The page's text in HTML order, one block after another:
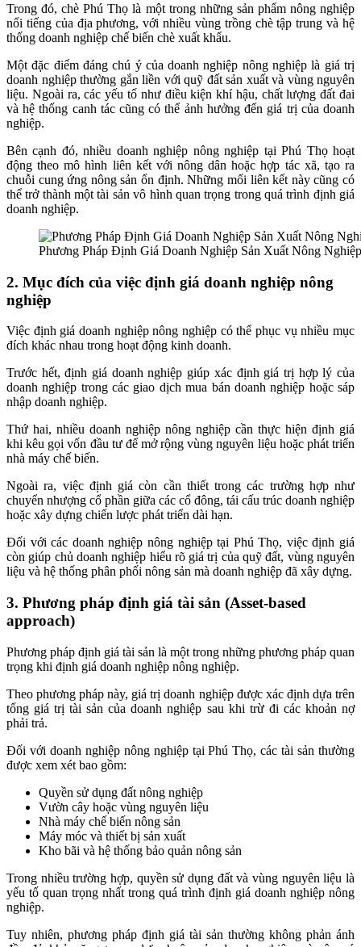
Trong đó, chè Phú Thọ là một trong những sản phẩm nông nghiệp
nổi tiếng của địa phương, với nhiều vùng trồng chè tập trung và hệ
thống doanh nghiệp chế biến chè xuất khẩu.
Một đặc điểm đáng chú ý của doanh nghiệp nông nghiệp là giá trị
doanh nghiệp thường gắn liền với quỹ đất sản xuất và vùng nguyên
liệu. Ngoài ra, các yếu tố như điều kiện khí hậu, chất lượng đất đai
và hệ thống canh tác cũng có thể ảnh hưởng đến giá trị của doanh
nghiệp.
Bên cạnh đó, nhiều doanh nghiệp nông nghiệp tại Phú Thọ hoạt
động theo mô hình liên kết với nông dân hoặc hợp tác xã, tạo ra
chuỗi cung ứng nông sản ổn định. Những mối liên kết này cũng có
thể trở thành một tài sản vô hình quan trọng trong quá trình định giá
doanh nghiệp.
Phương Pháp Định Giá Doanh Nghiệp Sản Xuất Nông
2. Mục đích của việc định giá doanh nghiệp nông
nghiệp
Việc định giá doanh nghiệp nông nghiệp có thể phục vụ nhiều mục
đích khác nhau trong hoạt động kinh doanh.
Trước hết, định giá doanh nghiệp giúp xác định giá trị hợp lý của
doanh nghiệp trong các giao dịch mua bán doanh nghiệp hoặc sáp
nhập doanh nghiệp.
Thứ hai, nhiều doanh nghiệp nông nghiệp cần thực hiện định giá
khi kêu gọi vốn đầu tư để mở rộng vùng nguyên liệu hoặc phát triển
nhà máy chế biến.
Ngoài ra, việc định giá còn cần thiết trong các trường hợp như
chuyển nhượng cổ phần giữa các cổ đông, tái cấu trúc doanh nghiệp
hoặc xây dựng chiến lược phát triển dài hạn.
Đối với các doanh nghiệp nông nghiệp tại Phú Thọ, việc định giá
còn giúp chủ doanh nghiệp hiểu rõ giá trị của quỹ đất, vùng nguyên
liệu và hệ thống phân phối nông sản mà doanh nghiệp đã xây dựng.
3. Phương pháp định giá tài sản (Asset-based
approach)
Phương pháp định giá tài sản là một trong những phương pháp quan
trọng khi định giá doanh nghiệp nông nghiệp.
Theo phương pháp này, giá trị doanh nghiệp được xác định dựa trên
tổng giá trị tài sản của doanh nghiệp sau khi trừ đi các khoản nợ
phải trả.
Đối với doanh nghiệp nông nghiệp tại Phú Thọ, các tài sản thường
được xem xét bao gồm:
Quyền sử dụng đất nông nghiệp
Vườn cây hoặc vùng nguyên liệu
Nhà máy chế biến nông sản
Máy móc và thiết bị sản xuất
Kho bãi và hệ thống bảo quản nông sản
Trong nhiều trường hợp, quyền sử dụng đất và vùng nguyên liệu là
yếu tố quan trọng nhất trong quá trình định giá doanh nghiệp nông
nghiệp.
Tuy nhiên, phương pháp định giá tài sản thường không phản ánh